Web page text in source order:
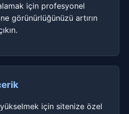
için profesyonel
görünürlüğünüzü artırın
için sitenize özel